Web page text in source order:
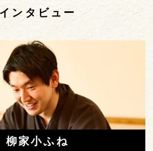
インタビュー
柳家小ふね